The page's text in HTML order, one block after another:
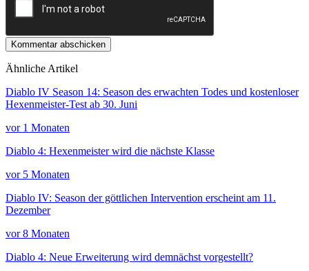
Kommentar abschicken
Ähnliche Artikel
Diablo IV Season 14: Season des erwachten Todes und kostenloser
Hexenmeister-Test ab 30. Juni
vor 1 Monaten
Diablo 4: Hexenmeister wird die nächste Klasse
vor 5 Monaten
Diablo IV: Season der göttlichen Intervention erscheint am 11.
Dezember
vor 8 Monaten
Diablo 4: Neue Erweiterung wird demnächst vorgestellt?